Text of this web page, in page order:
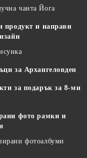
чанта Йога
продукт и направи
за Архангеловден
за подарък за 8-ми
фото рамки и
фотоалбуми